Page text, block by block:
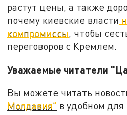
растут цены, а также
почему киевские власти
компромиссы, чтобы
переговоров с Кремлем.
Уважаемые читатели
Вы можете читать
Молдавия" в удобном